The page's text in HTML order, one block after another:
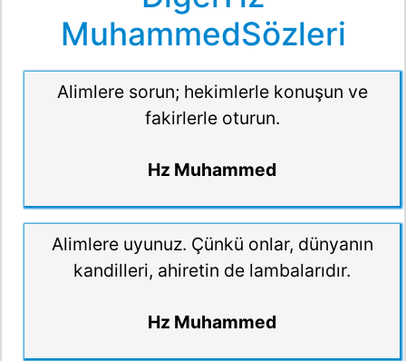
MuhammedSözleri
Alimlere sorun; hekimlerle konuşun ve
fakirlerle oturun.
Hz Muhammed
Alimlere uyunuz. Çünkü onlar, dünyanın
kandilleri, ahiretin de lambalarıdır.
Hz Muhammed